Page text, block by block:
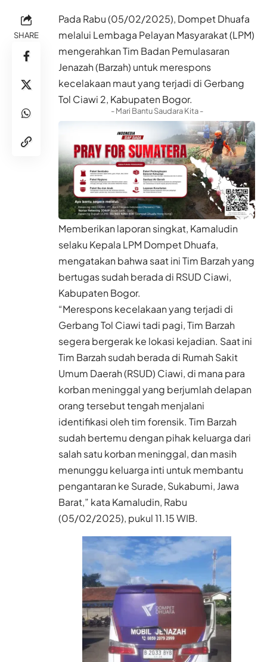
SHARE
Pada Rabu (05/02/2025), Dompet Dhuafa
melalui Lembaga Pelayan Masyarakat (LPM)
mengerahkan Tim Badan Pemulasaran
Jenazah (Barzah) untuk merespons
kecelakaan maut yang terjadi di Gerbang
Tol Ciawi 2, Kabupaten Bogor.
- Mari Bantu Saudara Kita -
Memberikan laporan singkat, Kamaludin
selaku Kepala LPM Dompet Dhuafa,
mengatakan bahwa saat ini Tim Barzah yang
bertugas sudah berada di RSUD Ciawi,
Kabupaten Bogor.
“Merespons kecelakaan yang terjadi di
Gerbang Tol Ciawi tadi pagi, Tim Barzah
segera bergerak ke lokasi kejadian. Saat ini
Tim Barzah sudah berada di Rumah Sakit
Umum Daerah (RSUD) Ciawi, di mana para
korban meninggal yang berjumlah delapan
orang tersebut tengah menjalani
identifikasi oleh tim forensik. Tim Barzah
sudah bertemu dengan pihak keluarga dari
salah satu korban meninggal, dan masih
menunggu keluarga inti untuk membantu
pengantaran ke Surade, Sukabumi, Jawa
Barat,” kata Kamaludin, Rabu
(05/02/2025), pukul 11.15 WIB.